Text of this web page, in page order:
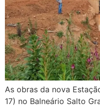
As obras da nova
17) no Balneário Salto